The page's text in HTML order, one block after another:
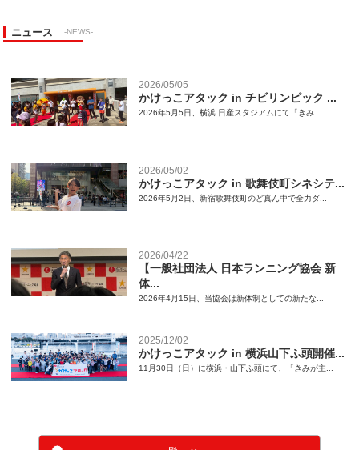
ニュース -NEWS-
2026/05/05
かけっこアタック in チビリンピック ...
2026年5月5日、横浜 日産スタジアムにて「きみ...
2026/05/02
かけっこアタック in 歌舞伎町シネシテ...
2026年5月2日、新宿歌舞伎町のど真ん中で全力ダ...
2026/04/22
【一般社団法人 日本ランニング協会 新
体...
2026年4月15日、当協会は新体制としての新たな...
2025/12/02
かけっこアタック in 横浜山下ふ頭開催...
11月30日（日）に横浜・山下ふ頭にて、「きみが主...